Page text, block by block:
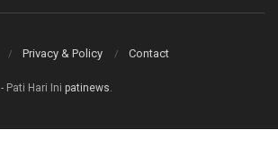
Privacy & Policy Contact
- Pati Hari Ini patinews.